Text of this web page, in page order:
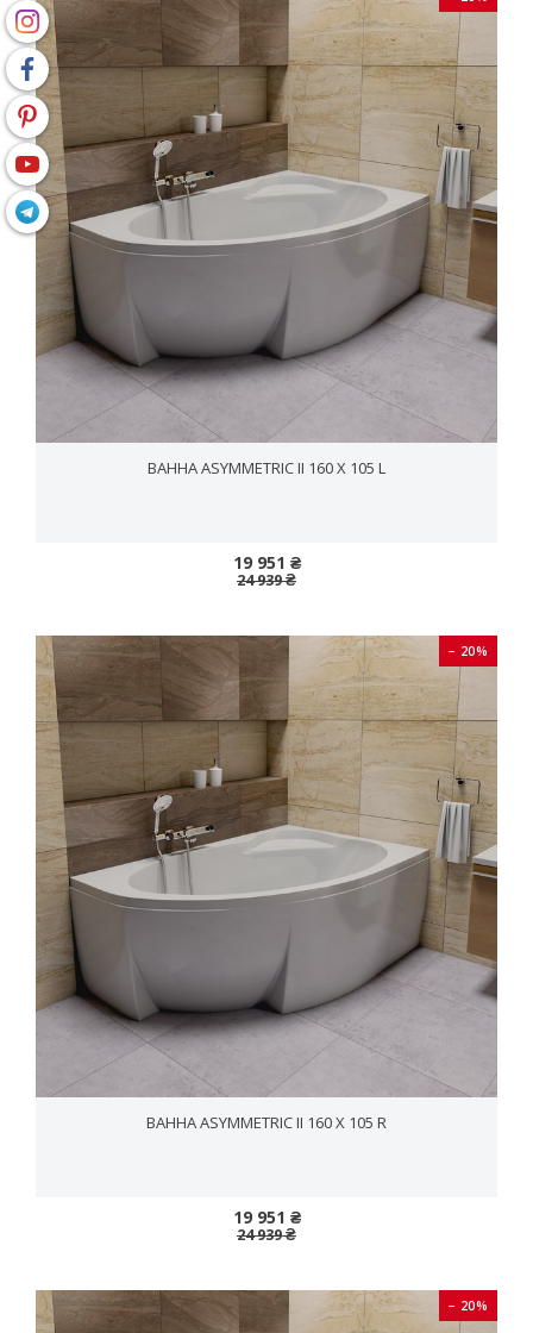
ВАННА ASYММETRIC II 160 X 105 L
19 951 ₴
24 939 ₴
− 20%
ВАННА ASYММETRIC II 160 X 105 R
19 951 ₴
24 939 ₴
− 20%